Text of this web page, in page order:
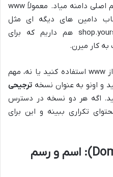
ساب دامین بخشیه که قبل از اسم اصلی دامنه میاد. معمولاً www
دامین های دیگه ای مثل
blog.yoursite.com یا shop.yoursite.com هم داریم که برای
کار میرن.
برای سئو، خیلی فرقی نمی کنه که از www استفاده کنید یا نه، مهم
و اونو به عنوان نسخه ترجیحی
اگه هر دو نسخه در دسترس
تکراری ببینه و این برای
نام دامنه (Domain Name): اسم و رسم